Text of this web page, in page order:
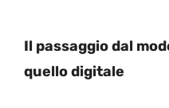
Il passaggio dal
quello digitale